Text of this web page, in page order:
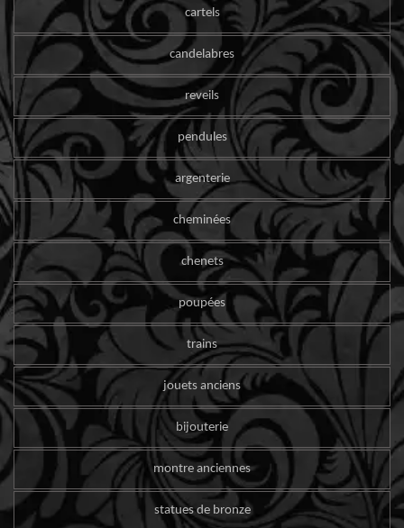
cartels
candelabres
reveils
pendules
argenterie
cheminées
chenets
poupées
trains
jouets anciens
bijouterie
montre anciennes
statues de bronze